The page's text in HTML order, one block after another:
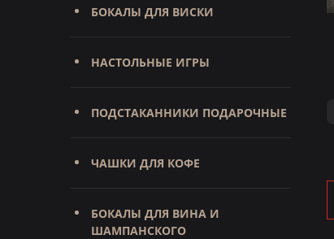
БОКАЛЫ ДЛЯ ВИСКИ
НАСТОЛЬНЫЕ ИГРЫ
ПОДСТАКАННИКИ ПОДАРОЧНЫЕ
ЧАШКИ ДЛЯ КОФЕ
БОКАЛЫ ДЛЯ ВИНА И
ШАМПАНСКОГО
Нож Барс (М390, спуски от
обуха, стабилизированная
Под заказ
18 900 ₽